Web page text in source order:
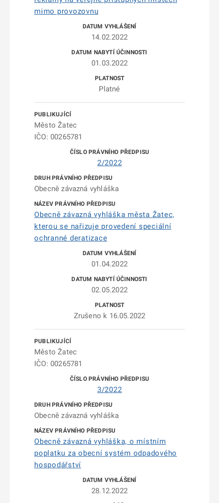
mimo provozovnu
14.02.2022
01.03.2022
Platné
Město Žatec
IČO: 00265781
2/2022
Obecně závazná vyhláška
Obecně závazná vyhláška města Žatec,
kterou se nařizuje provedení speciální
ochranné deratizace
01.04.2022
02.05.2022
Zrušeno k 16.05.2022
Město Žatec
IČO: 00265781
3/2022
Obecně závazná vyhláška
Obecně závazná vyhláška, o místním
poplatku za obecní systém odpadového
hospodářství
28.12.2022